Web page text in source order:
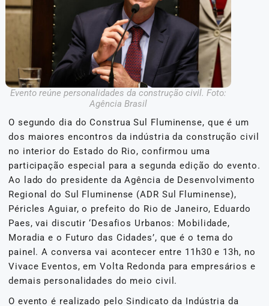
Evento reúne personalidades da construção civil. Foto:
Agência Brasil
O segundo dia do Construa Sul Fluminense, que é um
dos maiores encontros da indústria da construção civil
no interior do Estado do Rio, confirmou uma
participação especial para a segunda edição do evento.
Ao lado do presidente da Agência de Desenvolvimento
Regional do Sul Fluminense (ADR Sul Fluminense),
Péricles Aguiar, o prefeito do Rio de Janeiro, Eduardo
Paes, vai discutir ‘Desafios Urbanos: Mobilidade,
Moradia e o Futuro das Cidades’, que é o tema do
painel. A conversa vai acontecer entre 11h30 e 13h, no
Vivace Eventos, em Volta Redonda para empresários e
demais personalidades do meio civil.
O evento é realizado pelo Sindicato da Indústria da